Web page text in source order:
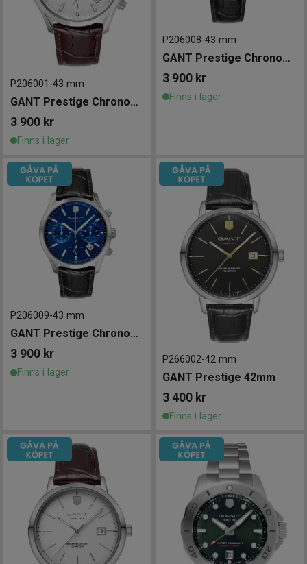
P206001 -43 mm
GANT Prestige Chronograph 43mm
3 900 kr
Finns i lager
P206008-43 mm
GANT Prestige Chronograph 43mm
3 900 kr
Finns i lager
P206009-43 mm
GANT Prestige Chronograph 43mm
3 900 kr
Finns i lager
P266002-42 mm
GANT Prestige 42mm
3 400 kr
Finns i lager